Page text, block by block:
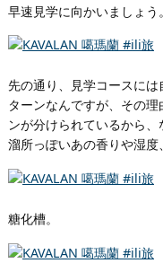
早速見学に向かいましょう。
先の通り、見学コースに
ターンなんですが、その
ンが分けられているから
溜所っぽいあの香りや湿度
糖化槽。